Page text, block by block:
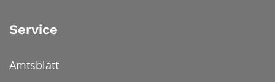
Service
Amtsblatt